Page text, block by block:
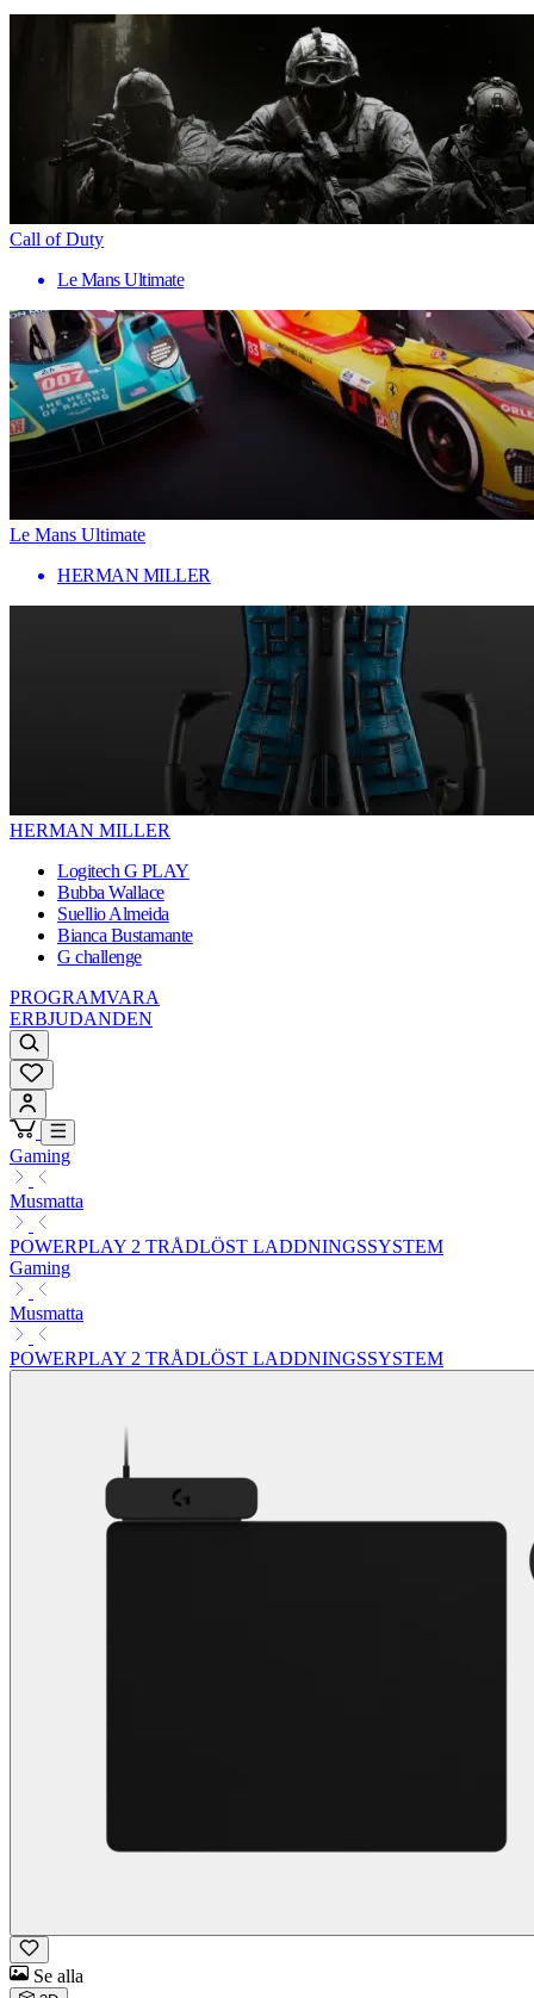
Call of Duty
Le Mans Ultimate
Le Mans Ultimate
HERMAN MILLER
HERMAN MILLER
Logitech G PLAY
Bubba Wallace
Suellio Almeida
Bianca Bustamante
G challenge
PROGRAMVARA
ERBJUDANDEN
Gaming
Musmatta
POWERPLAY 2 TRÅDLÖST LADDNINGSSYSTEM
Gaming
Musmatta
POWERPLAY 2 TRÅDLÖST LADDNINGSSYSTEM
Se alla